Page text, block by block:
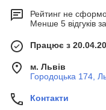
Рейтинг не
Менше 5 відгуків
Працює з
м. Львів
Городоцька 174,
Контакти